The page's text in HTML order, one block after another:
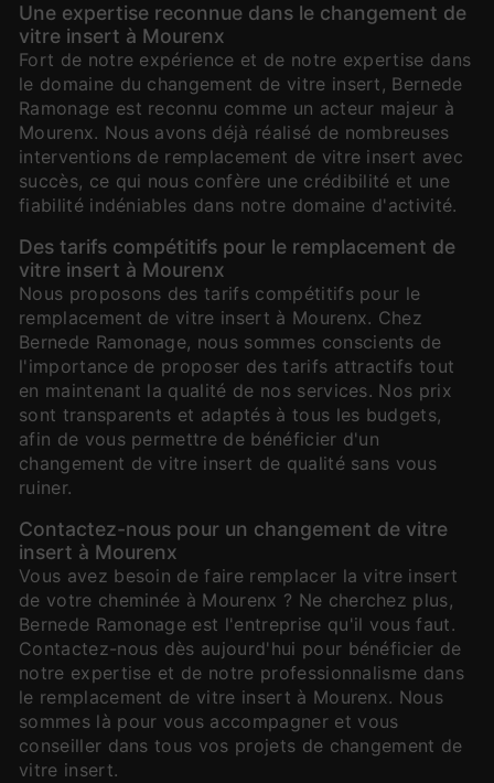
Une expertise reconnue dans le changement de
vitre insert à Mourenx
Fort de notre expérience et de notre expertise dans
le domaine du changement de vitre insert, Bernede
Ramonage est reconnu comme un acteur majeur à
Mourenx. Nous avons déjà réalisé de nombreuses
interventions de remplacement de vitre insert avec
succès, ce qui nous confère une crédibilité et une
fiabilité indéniables dans notre domaine d'activité.
Des tarifs compétitifs pour le remplacement de
vitre insert à Mourenx
Nous proposons des tarifs compétitifs pour le
remplacement de vitre insert à Mourenx. Chez
Bernede Ramonage, nous sommes conscients de
l'importance de proposer des tarifs attractifs tout
en maintenant la qualité de nos services. Nos prix
sont transparents et adaptés à tous les budgets,
afin de vous permettre de bénéficier d'un
changement de vitre insert de qualité sans vous
ruiner.
Contactez-nous pour un changement de vitre
insert à Mourenx
Vous avez besoin de faire remplacer la vitre insert
de votre cheminée à Mourenx ? Ne cherchez plus,
Bernede Ramonage est l'entreprise qu'il vous faut.
Contactez-nous dès aujourd'hui pour bénéficier de
notre expertise et de notre professionnalisme dans
le remplacement de vitre insert à Mourenx. Nous
sommes là pour vous accompagner et vous
conseiller dans tous vos projets de changement de
vitre insert.